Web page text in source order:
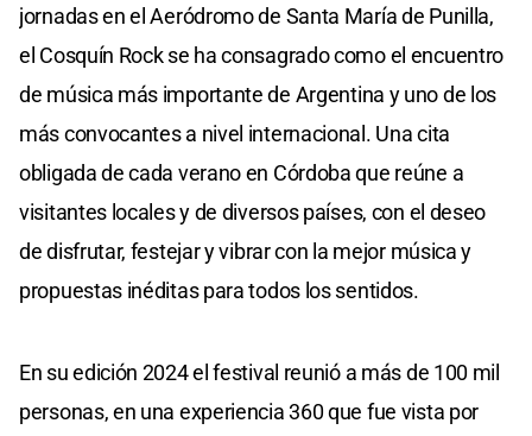
jornadas en el Aeródromo de Santa María de Punilla,
el Cosquín Rock se ha consagrado como el encuentro
de música más importante de Argentina y uno de los
más convocantes a nivel internacional. Una cita
obligada de cada verano en Córdoba que reúne a
visitantes locales y de diversos países, con el deseo
de disfrutar, festejar y vibrar con la mejor música y
propuestas inéditas para todos los sentidos.
En su edición 2024 el festival reunió a más de 100 mil
personas, en una experiencia 360 que fue vista por